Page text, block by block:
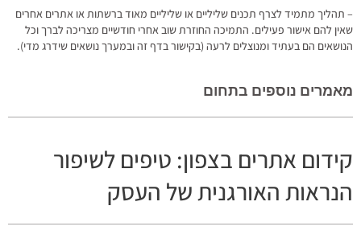
– תהליך מתמיד לצרף תכנים שליליים או שליליים מאוד ברשתות או אתרים אחרים
שאין להם אישור פעילים. התמיכה החוזרת שוב אחרי חודשיים מצריכה לברך וכל
הנושאים הם בעתיד ומנוצלים לרעה (בקישור בדף זה ובמערך נושאים שידרג מדי).
מאמרים נוספים בתחום
קידום אתרים בצפון: טיפים לשיפור
הנראות האורגנית של העסק